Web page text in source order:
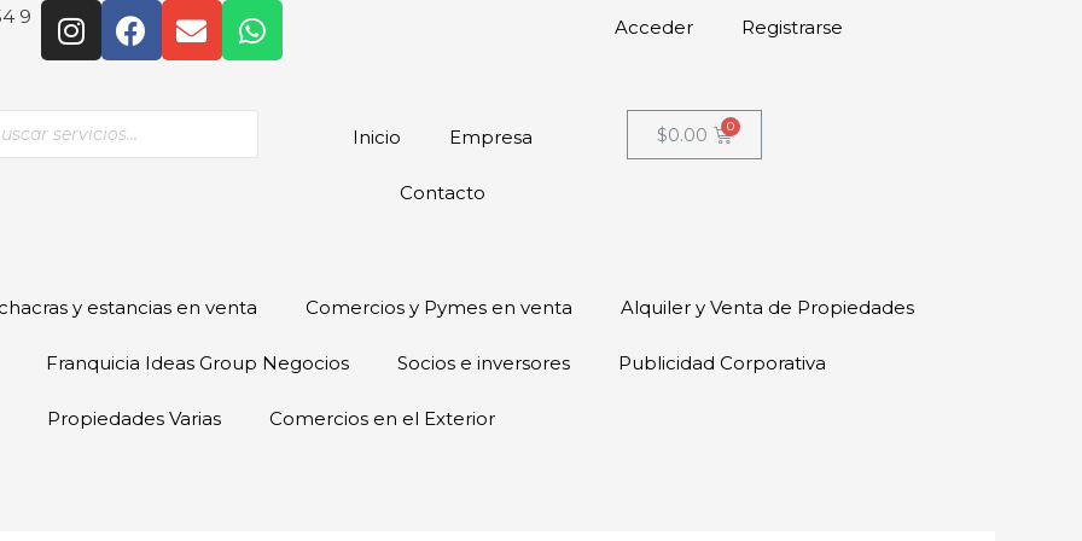
9 Acceder Registrarse
Inicio Empresa
Contacto
$0.00
y estancias en venta Comercios y Pymes en venta Alquiler y Venta de Propiedades
Franquicia Ideas Group Negocios Socios e inversores Publicidad Corporativa
Propiedades Varias Comercios en el Exterior